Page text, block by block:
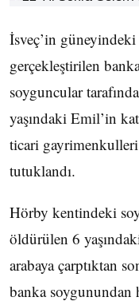
İsveç’in
gerçekleştirilen
soyguncular
yaşındaki Emil’in
ticari
tutuklandı.
Hörby kentindeki
öldürülen 6
arabaya çarptıktan
banka soygunundan